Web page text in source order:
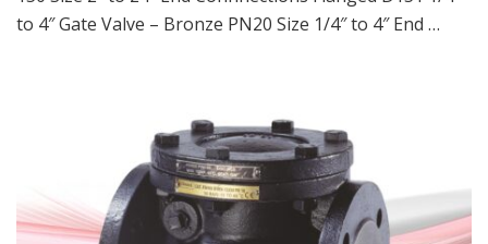
to 4″ Gate Valve – Bronze PN20 Size 1/4″ to 4″ End …